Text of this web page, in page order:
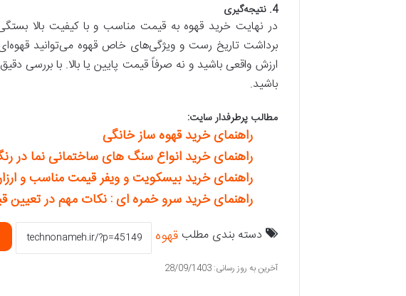
4. نتیجهگیری
در نهایت خرید قهوه به قیمت مناسب و با کیفیت بالا
برداشت تاریخ رست و ویژگی‌های خاص قهوه می‌توانید
ارزش واقعی باشید و نه صرفاً قیمت پایین یا بالا. با بررسی
باشید.
مطالب پرطرفدار سایت:
راهنمای خرید قهوه ساز خانگی
راهنمای خرید انواع سنگ های ساختمانی نما در
راهنمای خرید بیسکویت و ویفر قیمت مناسب و
راهنمای خرید سرو خمره ای : نکات مهم در تعیین
دسته بندی مطلب قهوه
آخرین به روز رسانی: 28/09/1403